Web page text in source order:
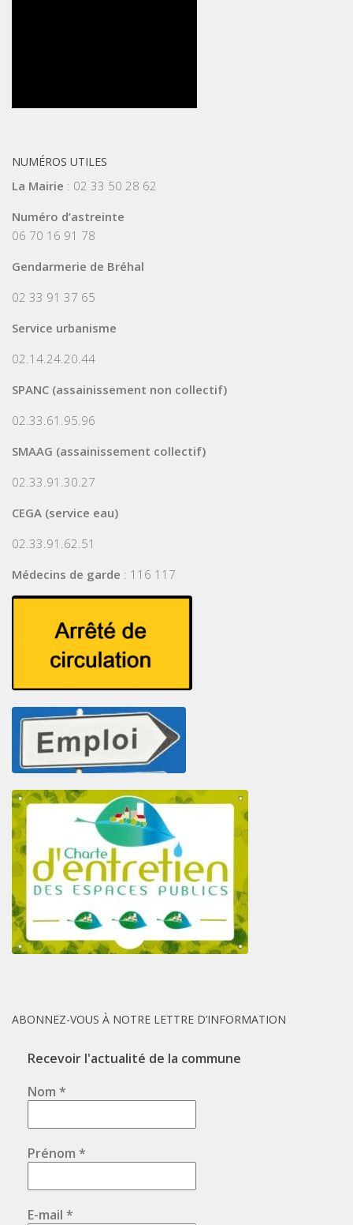
NUMÉROS UTILES
La Mairie : 02 33 50 28 62
Numéro d’astreinte
06 70 16 91 78
Gendarmerie de Bréhal
02 33 91 37 65
Service urbanisme
02.14.24.20.44
SPANC (assainissement non collectif)
02.33.61.95.96
SMAAG (assainissement collectif)
02.33.91.30.27
CEGA (service eau)
02.33.91.62.51
Médecins de garde : 116 117
ABONNEZ-VOUS À NOTRE LETTRE D’INFORMATION
Recevoir l'actualité de la commune
Nom *
Prénom *
E-mail *